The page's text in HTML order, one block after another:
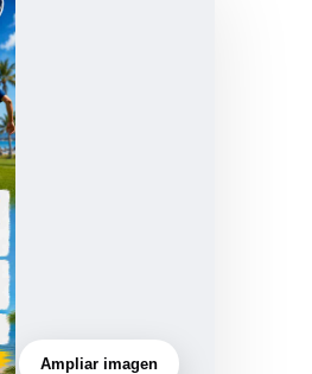
Ampliar imagen